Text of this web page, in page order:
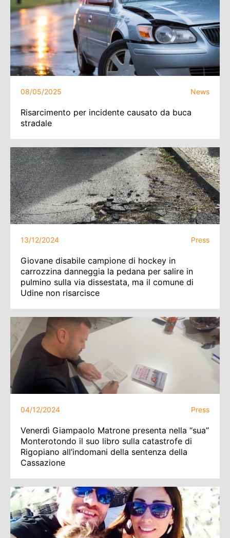
08/05/2025 News
Risarcimento per incidente causato da buca
stradale
13/12/2024 Press
Giovane disabile campione di hockey in
carrozzina danneggia la pedana per salire in
pulmino sulla via dissestata, ma il comune di
Udine non risarcisce
04/12/2024 Press
Venerdì Giampaolo Matrone presenta nella “sua”
Monterotondo il suo libro sulla catastrofe di
Rigopiano all’indomani della sentenza della
Cassazione